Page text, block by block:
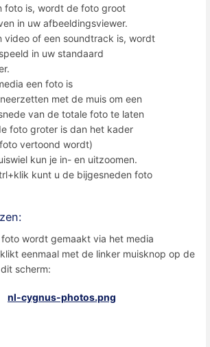
foto is, wordt de foto groot
in uw afbeeldingsviewer.
video of een soundtrack is, wordt
in uw standaard
een foto is
met de muis om een
van de totale foto te laten
foto groter is dan het kader
vertoond wordt)
kun je in- en uitzoomen.
kunt u de bijgesneden foto
wordt gemaakt via het media
eenmaal met de linker muisknop op de
scherm: